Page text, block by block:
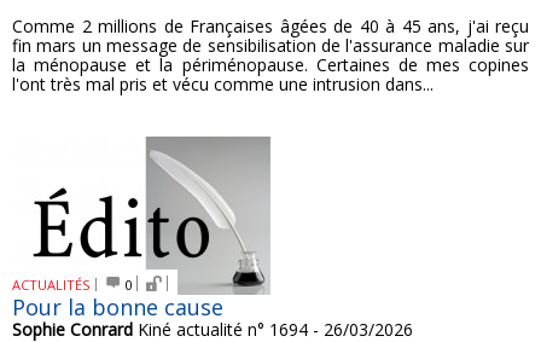
Comme 2 millions de Françaises âgées de 40 à 45 ans, j'ai reçu
fin mars un message de sensibilisation de l'assurance maladie sur
la ménopause et la périménopause. Certaines de mes copines
l'ont très mal pris et vécu comme une intrusion dans...
ACTUALITÉS 0
Pour la bonne cause
Sophie Conrard Kiné actualité n° 1694 - 26/03/2026